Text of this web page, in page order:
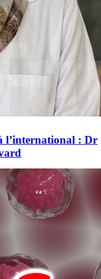
l’international : Dr